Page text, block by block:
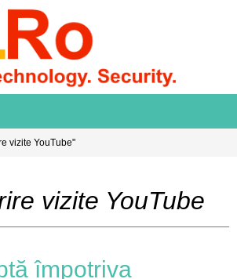
vizite YouTube"
vizite YouTube
împotriva